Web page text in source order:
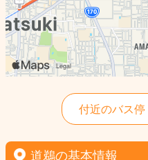
付近のバス
道鵜の基本情報